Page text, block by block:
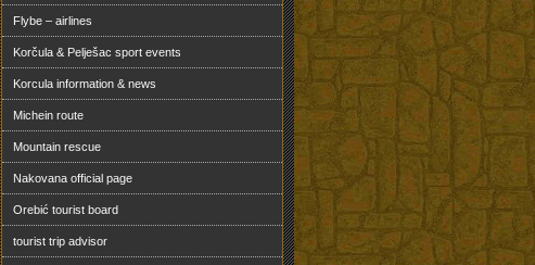
Flybe – airlines
Korčula & Pelješac sport events
Korcula information & news
Michein route
Mountain rescue
Nakovana official page
Orebić tourist board
tourist trip advisor